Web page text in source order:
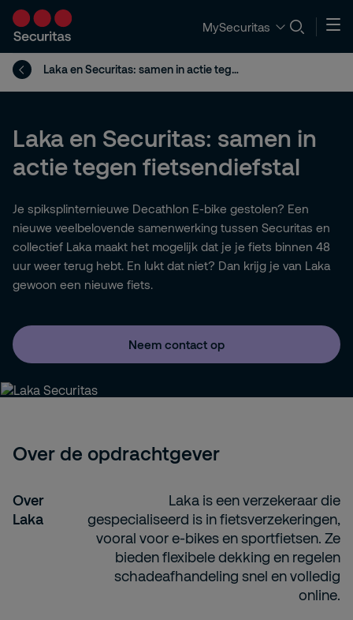
MySecuritas
Laka en Securitas: samen in actie tegen fietsendiefstal
Laka en Securitas: samen in
actie tegen fietsendiefstal
Je spiksplinternieuwe Decathlon E-bike gestolen? Een
nieuwe veelbelovende samenwerking tussen Securitas en
collectief Laka maakt het mogelijk dat je je fiets binnen 48
uur weer terug hebt. En lukt dat niet? Dan krijg je van Laka
gewoon een nieuwe fiets.
Neem contact op
Over de opdrachtgever
Over
Laka
Laka is een verzekeraar die
gespecialiseerd is in fietsverzekeringen,
vooral voor e-bikes en sportfietsen. Ze
bieden flexibele dekking en regelen
schadeafhandeling snel en volledig
online.